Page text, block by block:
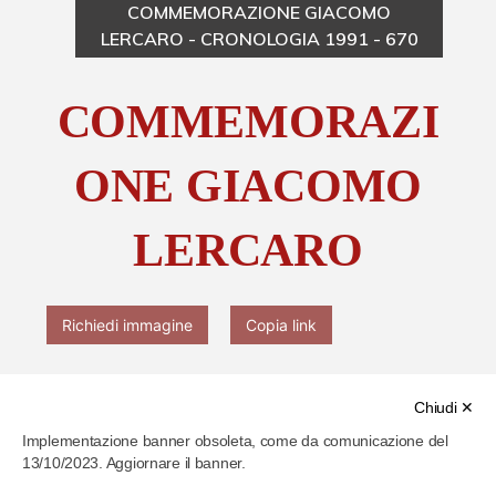
Chi è Paolo Ferrari
Contattaci
COMMEMORAZIONE GIACOMO
LERCARO - CRONOLOGIA 1991 - 670
COMMEMORAZI
ONE GIACOMO
LERCARO
Richiedi immagine Copia link
Cod. identificativo
Chiudi ✕
Implementazione banner obsoleta, come da comunicazione del
13/10/2023. Aggiornare il banner.